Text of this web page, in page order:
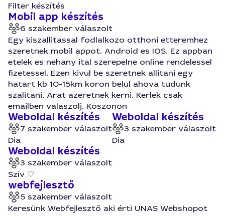
Filter készítés
Mobil app készítés
6 szakember válaszolt
Egy kiszallitassal fodlalkozo otthoni etteremhez
szeretnek mobil appot. Android es IOS. Ez appban
etelek es nehany ital szerepelne online rendelessel
fizetessel. Ezen kivul be szeretnek allitani egy
hatart kb 10-15km koron belul ahova tudunk
szalitani. Arat azeretnek kerni. Kerlek csak
emailben valaszolj. Koszonon
Weboldal készítés
7 szakember válaszolt
Dia
Weboldal készítés
3 szakember válaszolt
Dia
Weboldal készítés
3 szakember válaszolt
Szív ♡
webfejlesztő
5 szakember válaszolt
Keresünk Webfejlesztő aki érti UNAS Webshopot